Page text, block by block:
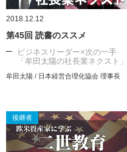
2018.12.12
第45回 読書のススメ
ビジネスリーダー×次の一手
「牟田太陽の社長業ネクスト」
牟田太陽 / 日本経営合理化協会 理事長
後継者